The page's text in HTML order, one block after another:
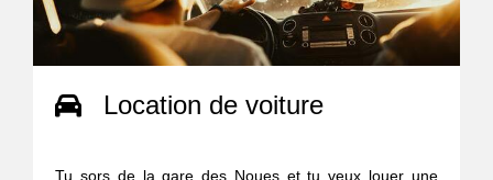
Location de voiture
Tu sors de la gare des Noues et tu veux louer une